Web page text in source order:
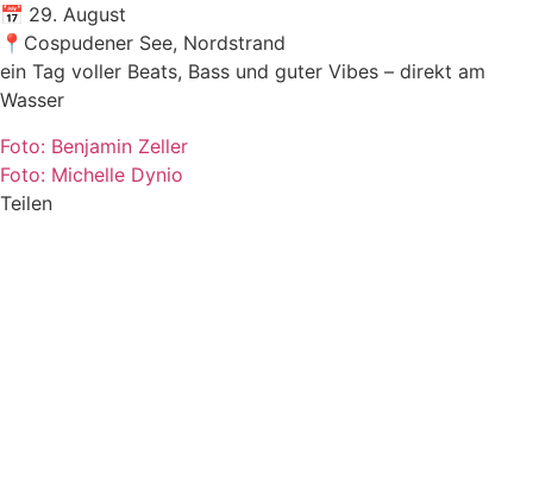
📅 29. August
📍Cospudener See, Nordstrand
ein Tag voller Beats, Bass und guter Vibes – direkt am
Wasser
Foto: Benjamin Zeller
Foto: Michelle Dynio
Teilen